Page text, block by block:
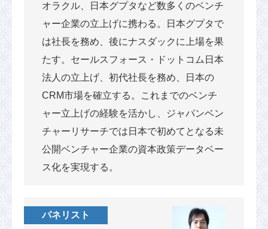
オラクル、日本グプタなど数多くのベンチ
ャー企業の立上げに携わる。日本グプタで
は社長を務め、後にナスダックに上場を果
たす。セールスフォース・ドットコム日本
法人の立上げ、初代社長を務め、日本の
CRM市場を確立する。これまでのベンチ
ャー立上げの経験を活かし、ジャパンベン
チャーリサーチでは日本で初めてとなる未
公開ベンチャー企業の資本政策データベー
ス化を実現する。
パネリスト